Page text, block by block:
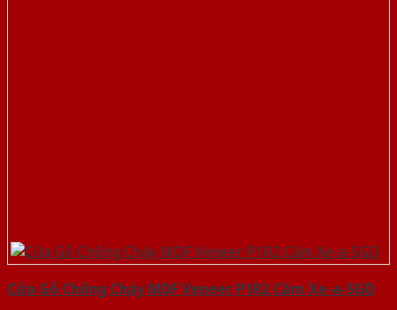
Cửa Gỗ Chống Cháy MDF Veneer P1R2 Căm Xe-a-SGD